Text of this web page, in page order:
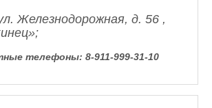
Железнодорожная, д. 56 ,
телефоны: 8-911-999-31-10